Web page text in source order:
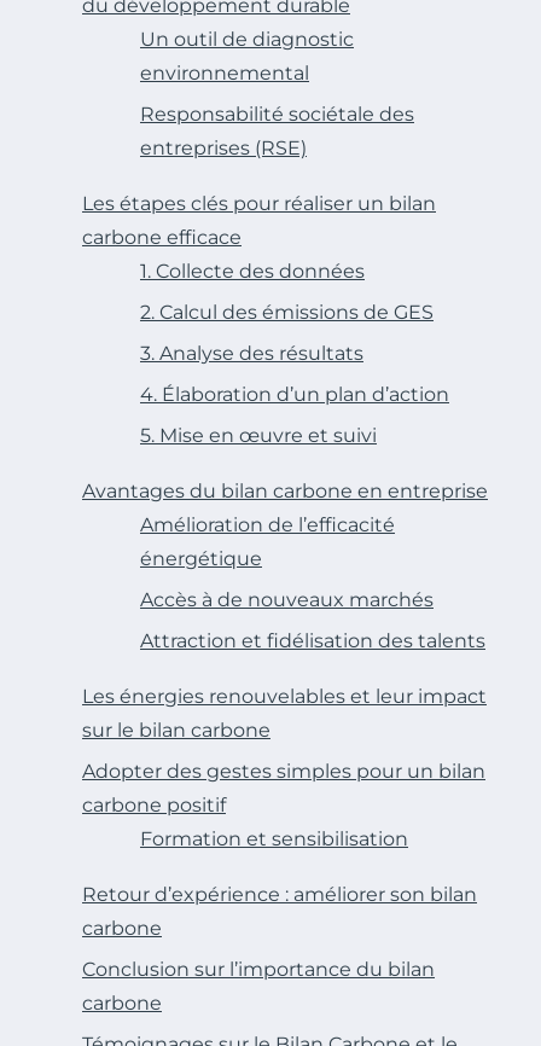
du développement durable
Un outil de diagnostic
environnemental
Responsabilité sociétale des
entreprises (RSE)
Les étapes clés pour réaliser un bilan
carbone efficace
1. Collecte des données
2. Calcul des émissions de GES
3. Analyse des résultats
4. Élaboration d’un plan d’action
5. Mise en œuvre et suivi
Avantages du bilan carbone en entreprise
Amélioration de l’efficacité
énergétique
Accès à de nouveaux marchés
Attraction et fidélisation des talents
Les énergies renouvelables et leur impact
sur le bilan carbone
Adopter des gestes simples pour un bilan
carbone positif
Formation et sensibilisation
Retour d’expérience : améliorer son bilan
carbone
Conclusion sur l’importance du bilan
carbone